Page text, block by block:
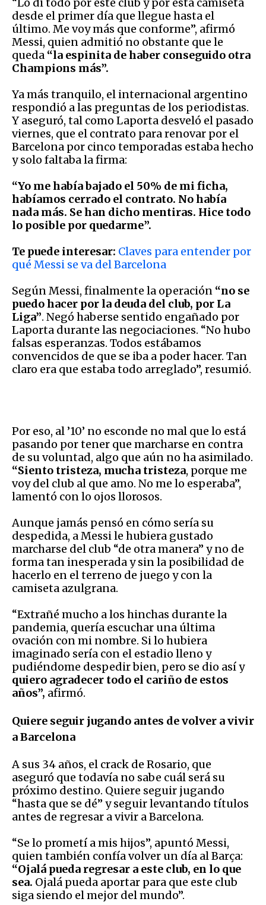
“Lo di todo por este club y por esta camiseta
desde el primer día que llegue hasta el
último. Me voy más que conforme”, afirmó
Messi, quien admitió no obstante que le
queda “la espinita de haber conseguido otra
Champions más”.
Ya más tranquilo, el internacional argentino
respondió a las preguntas de los periodistas.
Y aseguró, tal como Laporta desveló el pasado
viernes, que el contrato para renovar por el
Barcelona por cinco temporadas estaba hecho
y solo faltaba la firma:
“Yo me había bajado el 50% de mi ficha,
habíamos cerrado el contrato. No había
nada más. Se han dicho mentiras. Hice todo
lo posible por quedarme”.
Te puede interesar: Claves para entender por
qué Messi se va del Barcelona
Según Messi, finalmente la operación “no se
puedo hacer por la deuda del club, por La
Liga”. Negó haberse sentido engañado por
Laporta durante las negociaciones. “No hubo
falsas esperanzas. Todos estábamos
convencidos de que se iba a poder hacer. Tan
claro era que estaba todo arreglado”, resumió.
Por eso, al ’10’ no esconde no mal que lo está
pasando por tener que marcharse en contra
de su voluntad, algo que aún no ha asimilado.
“Siento tristeza, mucha tristeza, porque me
voy del club al que amo. No me lo esperaba”,
lamentó con lo ojos llorosos.
Aunque jamás pensó en cómo sería su
despedida, a Messi le hubiera gustado
marcharse del club “de otra manera” y no de
forma tan inesperada y sin la posibilidad de
hacerlo en el terreno de juego y con la
camiseta azulgrana.
“Extrañé mucho a los hinchas durante la
pandemia, quería escuchar una última
ovación con mi nombre. Si lo hubiera
imaginado sería con el estadio lleno y
pudiéndome despedir bien, pero se dio así y
quiero agradecer todo el cariño de estos
años”, afirmó.
Quiere seguir jugando antes de volver a vivir
a Barcelona
A sus 34 años, el crack de Rosario, que
aseguró que todavía no sabe cuál será su
próximo destino. Quiere seguir jugando
“hasta que se dé” y seguir levantando títulos
antes de regresar a vivir a Barcelona.
“Se lo prometí a mis hijos”, apuntó Messi,
quien también confía volver un día al Barça:
“Ojalá pueda regresar a este club, en lo que
sea. Ojalá pueda aportar para que este club
siga siendo el mejor del mundo”.